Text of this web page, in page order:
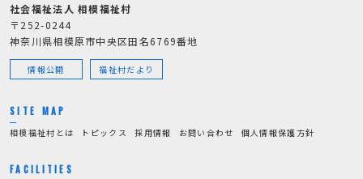
社会福祉法人 相模福祉村
〒252-0244
神奈川県相模原市中央区田名6769番地
情報公開 福祉村だより
SITE MAP
相模福祉村とは トピックス 採用情報 お問い合わせ 個人情報保護方針
FACILITIES